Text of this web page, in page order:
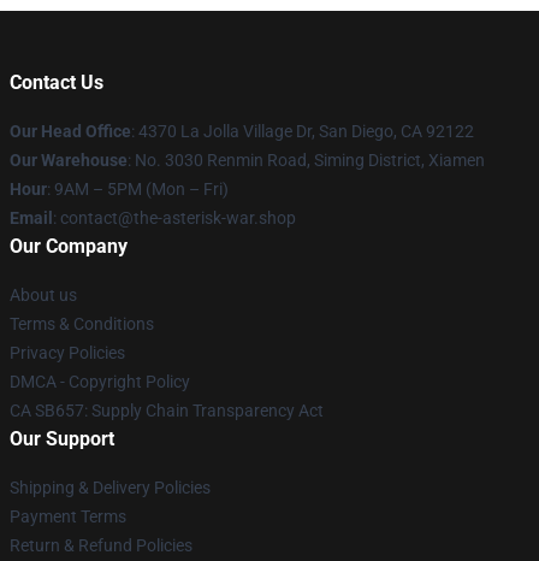
Contact Us
Our Head Office: 4370 La Jolla Village Dr, San Diego, CA 92122
Our Warehouse: No. 3030 Renmin Road, Siming District, Xiamen
Hour: 9AM – 5PM (Mon – Fri)
Email : contact@the-asterisk-war.shop
Our Company
About us
Terms & Conditions
Privacy Policies
DMCA - Copyright Policy
CA SB657: Supply Chain Transparency Act
Our Support
Shipping & Delivery Policies
Payment Terms
Return & Refund Policies